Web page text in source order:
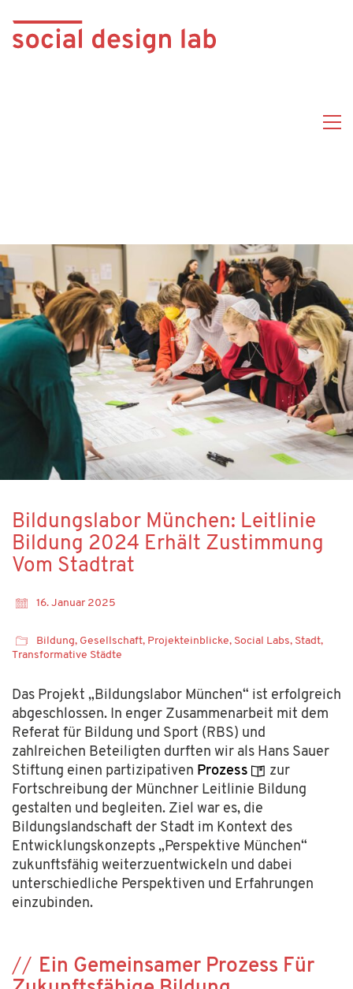
Bildungslabor München: Leitlinie
Bildung 2024 Erhält Zustimmung
Vom Stadtrat
16. Januar 2025
Bildung, Gesellschaft, Projekteinblicke, Social Labs, Stadt,
Transformative Städte
Das Projekt „Bildungslabor München“ ist erfolgreich
abgeschlossen. In enger Zusammenarbeit mit dem
Referat für Bildung und Sport (RBS) und
zahlreichen Beteiligten durften wir als Hans Sauer
Stiftung einen partizipativen Prozess
zur
Fortschreibung der Münchner Leitlinie Bildung
gestalten und begleiten. Ziel war es, die
Bildungslandschaft der Stadt im Kontext des
Entwicklungskonzepts „Perspektive München“
zukunftsfähig weiterzuentwickeln und dabei
unterschiedliche Perspektiven und Erfahrungen
einzubinden.
Ein Gemeinsamer Prozess Für